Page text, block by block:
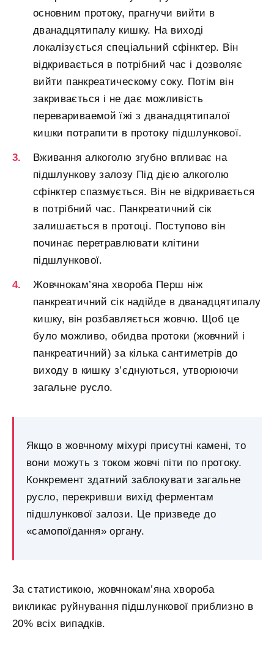
основним протоку, прагнучи вийти в
дванадцятипалу кишку. На виході
локалізується спеціальний сфінктер. Він
відкривається в потрібний час і дозволяє
вийти панкреатическому соку. Потім він
закривається і не дає можливість
перевариваемой їжі з дванадцятипалої
кишки потрапити в протоку підшлункової.
Вживання алкоголю згубно впливає на
підшлункову залозу Під дією алкоголю
сфінктер спазмується. Він не відкривається
в потрібний час. Панкреатичний сік
залишається в протоці. Поступово він
починає перетравлювати клітини
підшлункової.
Жовчнокам’яна хвороба Перш ніж
панкреатичний сік надійде в дванадцятипалу
кишку, він розбавляється жовчю. Щоб це
було можливо, обидва протоки (жовчний і
панкреатичний) за кілька сантиметрів до
виходу в кишку з’єднуються, утворюючи
загальне русло.
Якщо в жовчному міхурі присутні камені, то
вони можуть з током жовчі піти по протоку.
Конкремент здатний заблокувати загальне
русло, перекривши вихід ферментам
підшлункової залози. Це призведе до
«самопоїдання» органу.
За статистикою, жовчнокам’яна хвороба
викликає руйнування підшлункової приблизно в
20% всіх випадків.